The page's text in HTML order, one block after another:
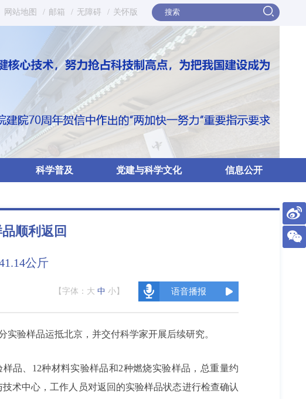
网站地图 / 邮箱 / 无障碍 / 关怀版
科学普及 党建与科学文化 信息公开
顺利返回
公斤
【字体： 大 中 小 】 语音播报
验样品运抵北京，并交付科学家开展后续研究。
品、12种材料实验样品和2种燃烧实验样品，总重量约
术中心，工作人员对返回的实验样品状态进行检查确认